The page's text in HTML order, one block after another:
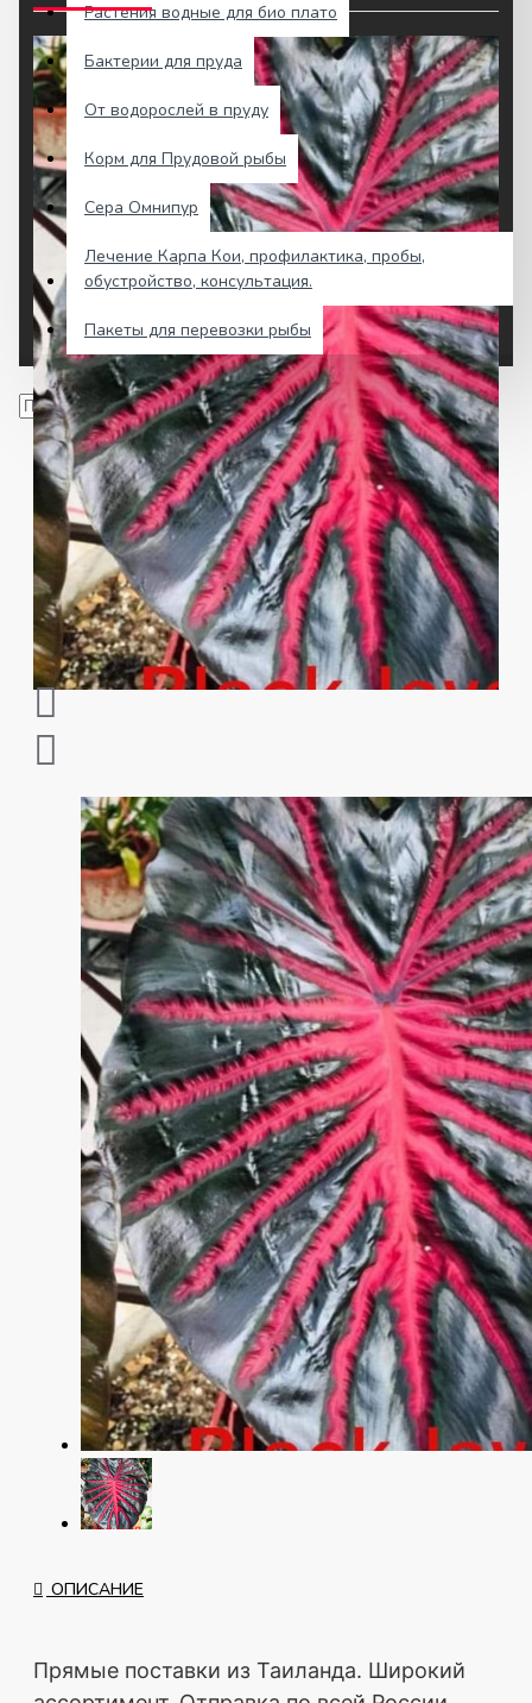
Растения водные для био плато
Бактерии для пруда
От водорослей в пруду
Корм для Прудовой рыбы
Сера Омнипур
Лечение Карпа Кои, профилактика, пробы,
обустройство, консультация.
Пакеты для перевозки рыбы
ОПИСАНИЕ
Прямые поставки из Таиланда. Широкий